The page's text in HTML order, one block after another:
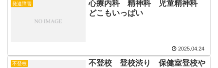
発達障害
心療内科 精神科 児童精神科
どこもいっぱい
2025.04.24
不登校
不登校 登校渋り 保健室登校や